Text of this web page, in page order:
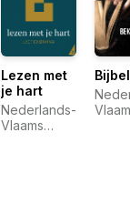
Lezen met
je hart
Nederlands-
Vlaams